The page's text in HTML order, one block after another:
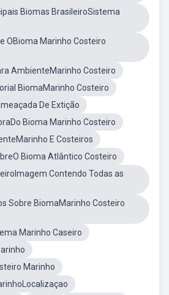
Biomas BrasileiroSistema
OBioma Marinho Costeiro
AmbienteMarinho Costeiro
BiomaMarinho Costeiro
De Extição
Bioma Marinho Costeiro
E Costeiros
Bioma Atlântico Costeiro
Contendo Todas as
Sobre BiomaMarinho Costeiro
Marinho Caseiro
Marinho